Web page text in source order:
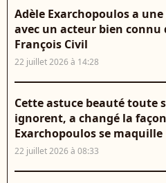
Adèle Exarchopoulos a
avec un acteur bien connu
François Civil
22 juillet 2026 à 14:28
Cette astuce beauté toute
ignorent, a changé la
Exarchopoulos se maquille
22 juillet 2026 à 08:33